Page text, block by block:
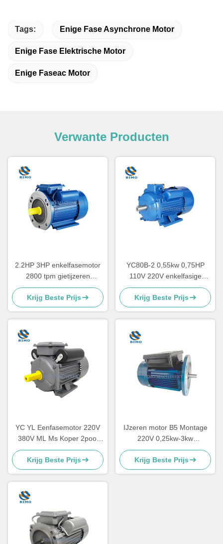
Tags: Enige Fase Asynchrone Motor
Enige Fase Elektrische Motor
Enige Faseac Motor
Verwante Producten
2.2HP 3HP enkelfasemotor
2800 tpm gietijzeren
behuizing condensator
Startmotor CSR
Krijg Beste Prijs
YC80B-2 0,55kw 0,75HP
110V 220V enkelfasige
elektromotor voor
luchtcompressor
Krijg Beste Prijs
YC YL Eenfasemotor 220V
380V ML Ms Koper 2pool
4pool 2.2kw 1.5kw 1.1kw
0.75kw 3kw
Krijg Beste Prijs
IJzeren motor B5 Montage
220V 0,25kw-3kw
Asynchrone motor met één
fase
Krijg Beste Prijs